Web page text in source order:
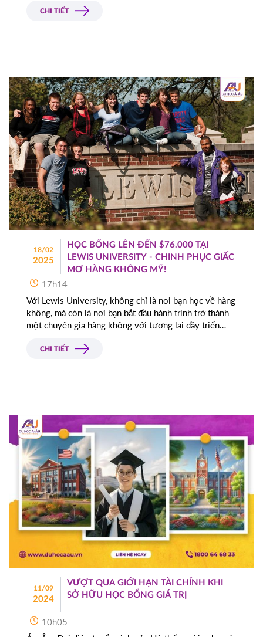
ngôi trường đại học danh tiếng của Mỹ
CHI TIẾT
18/02
2025
HỌC BỔNG LÊN ĐẾN $76.000 TẠI
LEWIS UNIVERSITY - CHINH PHỤC GIẤC
MƠ HÀNG KHÔNG MỸ!
17h14
Với Lewis University, không chỉ là nơi bạn học về hàng
không, mà còn là nơi bạn bắt đầu hành trình trở thành
một chuyên gia hàng không với tương lai đầy triển
không chỉ tập trung vào việc trang bị kiến thức
CHI TIẾT
11/09
2024
VƯỢT QUA GIỚI HẠN TÀI CHÍNH KHI
SỞ HỮU HỌC BỔNG GIÁ TRỊ
10h05